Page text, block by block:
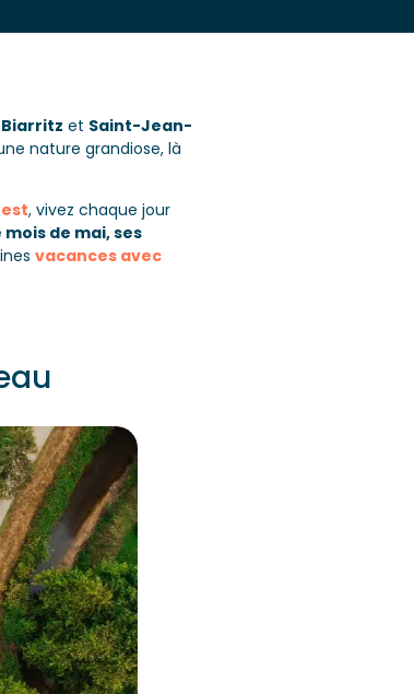
Biarritz et Saint-Jean-
nature grandiose, là
, vivez chaque jour
mois de mai, ses
vacances avec